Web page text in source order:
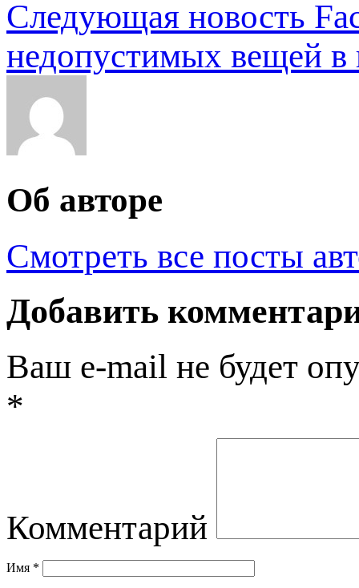
Следующая новость
недопустимых вещей в
Об авторе
Смотреть все посты
Добавить
Ваш e-mail не будет
*
Комментарий
Имя *